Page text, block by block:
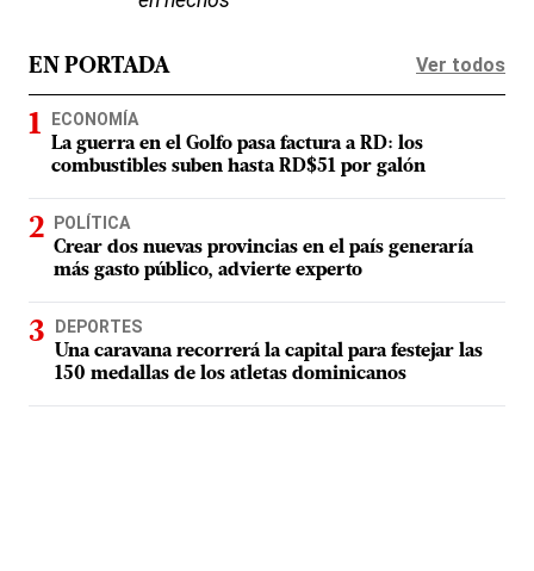
EN PORTADA Ver todos
ECONOMÍA
La guerra en el Golfo pasa factura a RD: los
combustibles suben hasta RD$51 por galón
POLÍTICA
Crear dos nuevas provincias en el país generaría
más gasto público, advierte experto
DEPORTES
Una caravana recorrerá la capital para festejar las
150 medallas de los atletas dominicanos